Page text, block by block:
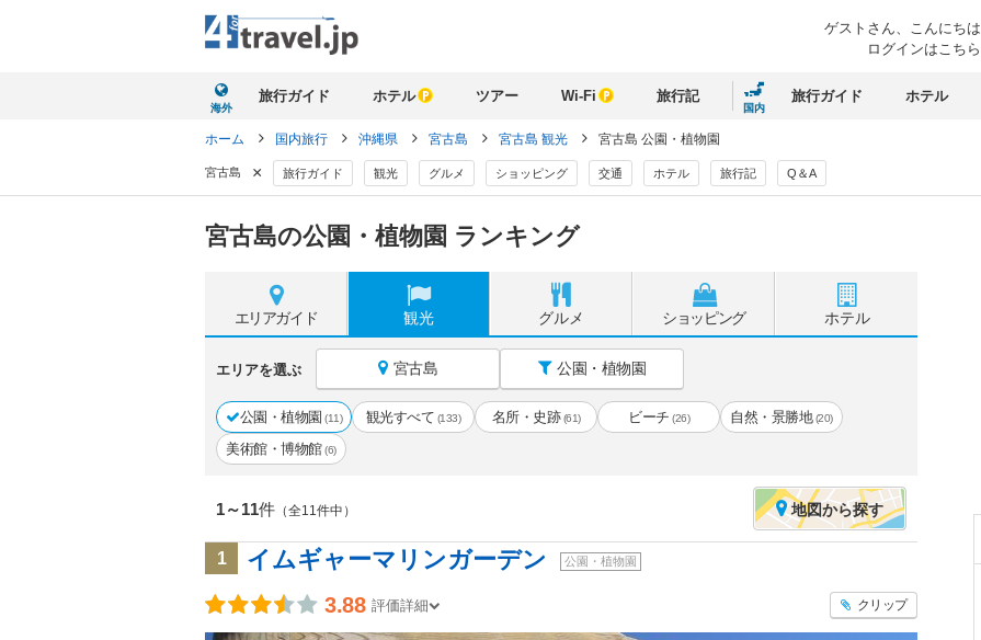
ゲストさん、 こんにちは
ログインはこちら
海外
旅行ガイド ホテル ツアー Wi-Fi 旅行記
国内
旅行ガイド ホテル
ホーム 国内旅行 沖縄県 宮古島 宮古島 観光 宮古島 公園・植物園
宮古島 × 旅行ガイド 観光 グルメ ショッピング 交通 ホテル 旅行記 Q＆A
宮古島の公園・植物園 ランキング
エリアガイド 観光 グルメ ショッピング ホテル
エリアを選ぶ 宮古島 公園・植物園
公園・植物園 (11) 観光すべて (133) 名所・史跡 (61) ビーチ (26) 自然・景勝地 (20)
美術館・博物館 (6)
1～11件 （全11件中） 地図から探す
1 イムギャーマリンガーデン 公園・植物園
3.88 評価詳細 クリップ